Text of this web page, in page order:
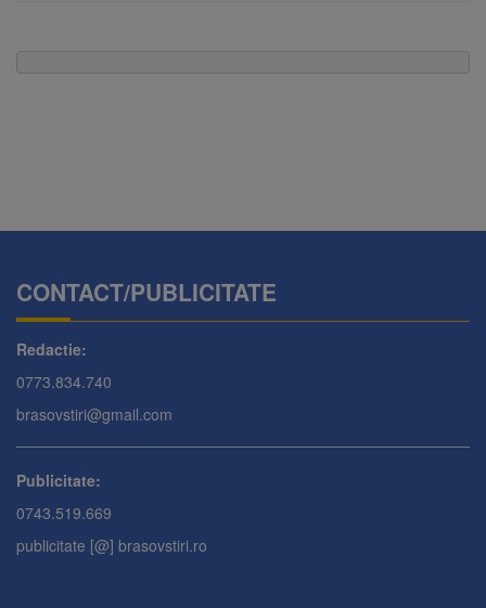
CONTACT/PUBLICITATE
Redactie:
0773.834.740
brasovstiri@gmail.com
Publicitate:
0743.519.669
publicitate [@] brasovstiri.ro